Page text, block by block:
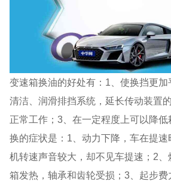
变速箱换油的好处有：1、使换挡更加
清洁、润滑排挡系统，延长传动装置
正常工作；3、在一定程度上可以降
换的症状是：1、动力下降，车在提
机转速声音较大，却不见车提速；2
箱发热，轴承和齿轮受损；3、起步